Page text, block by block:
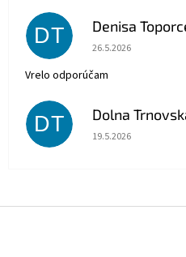
DT Denisa
Hodnotenie
26.5.2026
Vrelo odporúčam
DT Dolna
Hodnotenie
19.5.2026